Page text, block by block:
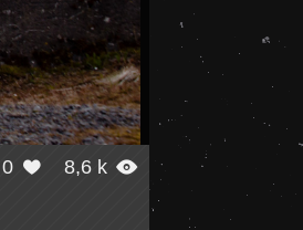
0  8,6 k 